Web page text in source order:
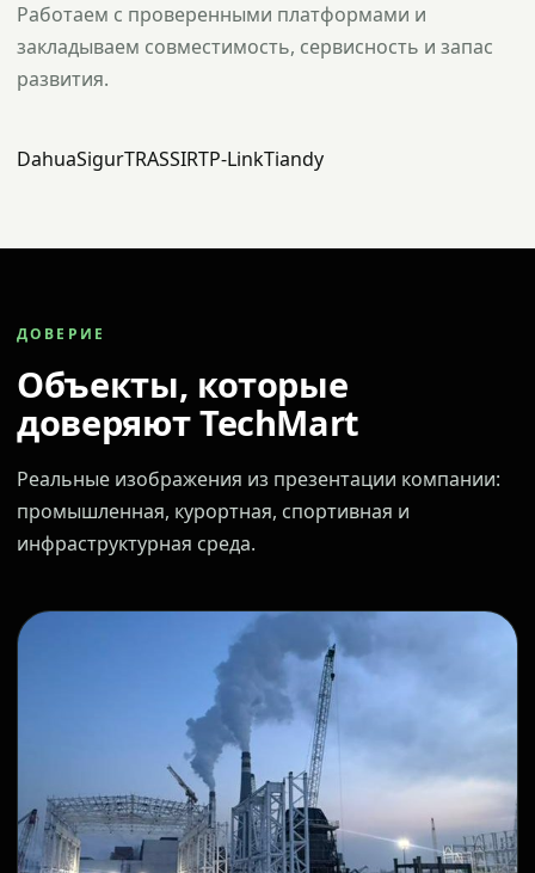
Работаем с проверенными платформами и
закладываем совместимость, сервисность и запас
развития.
DahuaSigurTRASSIRTP-LinkTiandy
ДОВЕРИЕ
Объекты, которые
доверяют TechMart
Реальные изображения из презентации компании:
промышленная, курортная, спортивная и
инфраструктурная среда.